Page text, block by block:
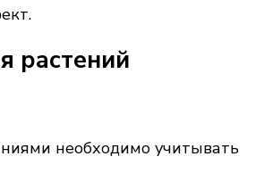
растений
необходимо учитывать